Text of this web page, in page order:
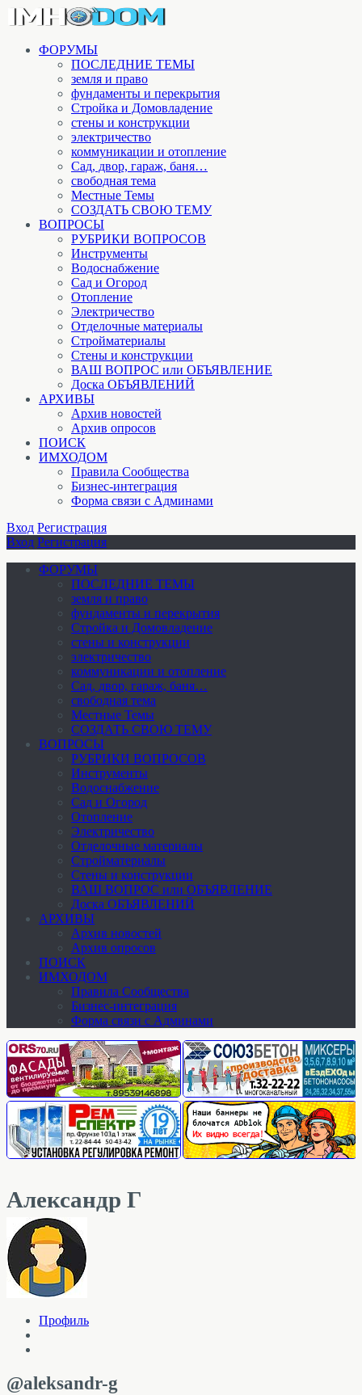
ФОРУМЫ
ПОСЛЕДНИЕ ТЕМЫ
земля и право
фундаменты и перекрытия
Стройка и Домовладение
стены и конструкции
электричество
коммуникации и отопление
Cад, двор, гараж, баня…
свободная тема
Местные Темы
СОЗДАТЬ СВОЮ ТЕМУ
ВОПРОСЫ
РУБРИКИ ВОПРОСОВ
Инструменты
Водоснабжение
Сад и Огород
Отопление
Электричество
Отделочные материалы
Стройматериалы
Стены и конструкции
ВАШ ВОПРОС или ОБЪЯВЛЕНИЕ
Доска ОБЪЯВЛЕНИЙ
АРХИВЫ
Архив новостей
Архив опросов
ПОИСК
ИМХОДОМ
Правила Сообщества
Бизнес-интеграция
Форма связи с Админами
Вход Регистрация
Вход Регистрация
ФОРУМЫ
ПОСЛЕДНИЕ ТЕМЫ
земля и право
фундаменты и перекрытия
Стройка и Домовладение
стены и конструкции
электричество
коммуникации и отопление
Cад, двор, гараж, баня…
свободная тема
Местные Темы
СОЗДАТЬ СВОЮ ТЕМУ
ВОПРОСЫ
РУБРИКИ ВОПРОСОВ
Инструменты
Водоснабжение
Сад и Огород
Отопление
Электричество
Отделочные материалы
Стройматериалы
Стены и конструкции
ВАШ ВОПРОС или ОБЪЯВЛЕНИЕ
Доска ОБЪЯВЛЕНИЙ
АРХИВЫ
Архив новостей
Архив опросов
ПОИСК
ИМХОДОМ
Правила Сообщества
Бизнес-интеграция
Форма связи с Админами
Александр Г
Профиль
@aleksandr-g